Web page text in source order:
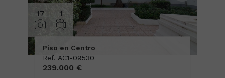
17 1
Piso en Centro
Ref. AC1-09530
239.000 €